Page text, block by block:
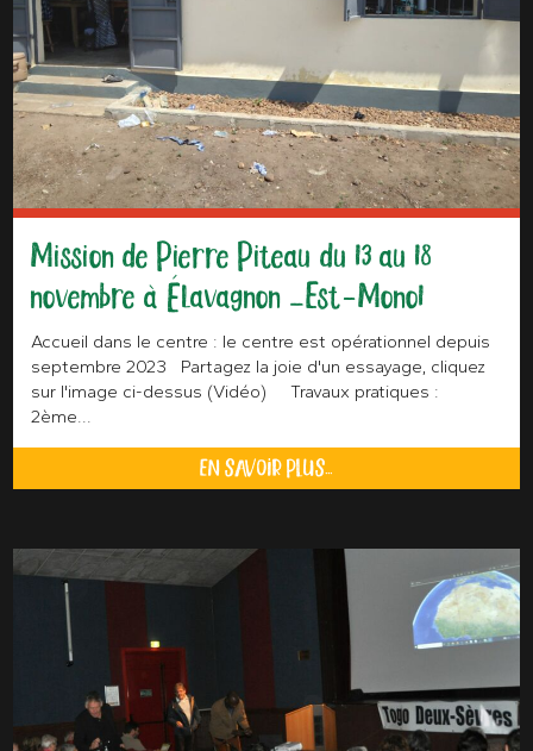
Mission de Pierre Piteau du 13 au 18
novembre à Élavagnon –Est-Mono1
Accueil dans le centre : le centre est opérationnel depuis
septembre 2023 Partagez la joie d'un essayage, cliquez
sur l'image ci-dessus (Vidéo) Travaux pratiques :
2ème...
EN SAVOIR PLUS...